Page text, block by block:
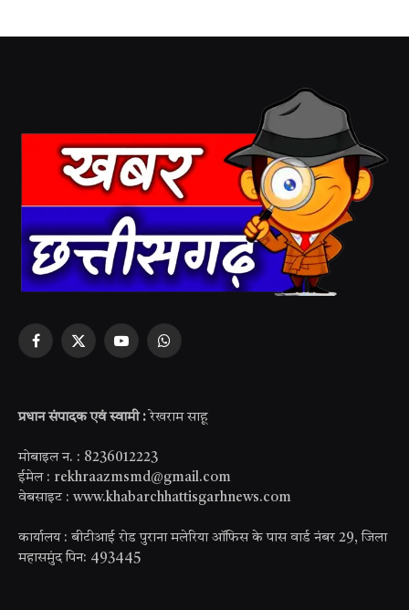
Facebook
X
YouTubeWhatsApp
प्रधान संपादक एवं स्वामी : रेखराम साहू
मोबाइल न. : 8236012223
ईमेल : rekhraazmsmd@gmail.com
वेबसाइट : www.khabarchhattisgarhnews.com
कार्यालय : बीटीआई रोड पुराना मलेरिया ऑफिस के पास वार्ड नंबर 29, जिला
महासमुंद पिन: 493445